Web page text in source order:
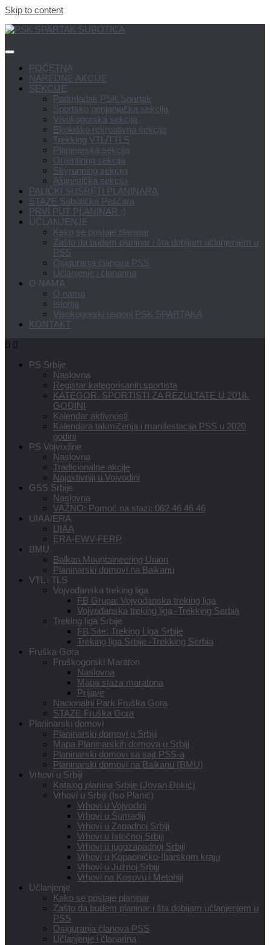
Skip to content
POČETNA
NAREDNE AKCIJE
SEKCIJE
Podmladak PSK Spartak
Sportsko penjanjačka sekcija
Visokogorska sekcija
Ekološko rekreativna sekcija
Trekking VTL/TTLS
Planinarska sekcija
Orijentiring sekcija
Skyrunning sekcija
Alpinistička sekcija
PALIČKI SUSRETI PLANINARA
STAZE Subotička Peščara
PRVI PUT PLANINAR ;)
UČLANJENJE
Kako se postaje planinar
Zašto da budem planinar i šta dobijam učlanjenjem u
PSS
Osiguranja članova PSS
Učlanjenje i članarina
O NAMA
O nama
Istorija
Visokogorski usponi PSK SPARTAKA
KONTAKT
PS Srbije
Naslovna
Registar kategorisanih sportista
KATEGOR. SPORTISTI ZA REZULTATE U 2018.
GODINI
Kalendar aktivnosti
Kalendara takmičenja i manifestacija PSS u 2020
godini
PS Vojvodine
Naslovna
Tradicionalne akcije
Najaktivniji u Vojvodini
GSS Srbije
Naslovna
VAŽNO: Pomoć na stazi: 062 46 46 46
UIAA/ERA
UIAA
ERA-EWV-FERP
BMU
Balkan Mountaineering Union
Planinarski domovi na Balkanu
VTL i TLS
Vojvođanska treking liga
FB Grupa: Vojvođanska treking liga
Vojvođanska treking liga -Trekking Serbia
Treking liga Srbije
FB Site: Treking Liga Srbije
Treking liga Srbije -Trekking Serbia
Fruška Gora
Fruškogorski Maraton
Naslovna
Mapa staza maratona
Prijave
Nacionalni Park Fruška Gora
STAZE Fruška Gora
Planinarski domovi
Planinarski domovi u Srbiji
Mapa Planinarskih domova u Srbiji
Planinarski domovi sa sajt PSS-a
Planinarski domovi na Balkanu (BMU)
Vrhovi u Srbiji
Katalog planina Srbije (Jovan Đokić)
Vrhovi u Srbiji (Iso Planić)
Vrhovi u Vojvodini
Vrhovi u Šumadiji
Vrhovi u Zapadnoj Srbiji
Vrhovi u Istočnoj Srbiji
Vrhovi u jugozapadnoj Srbiji
Vrhovi u Kopaoničko-Ibarskom kraju
Vrhovi u Južnoj Srbiji
Vrhovi na Kosovu i Metohiji
Učlanjenje
Kako se postaje planinar
Zašto da budem planinar i šta dobijam učlanjenjem u
PSS
Osiguranja članova PSS
Učlanjenje i članarina